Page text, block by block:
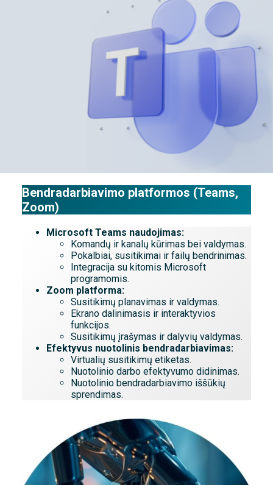
Bendradarbiavimo platformos (Teams,
Zoom)
Microsoft Teams naudojimas:
Komandų ir kanalų kūrimas bei valdymas.
Pokalbiai, susitikimai ir failų bendrinimas.
Integracija su kitomis Microsoft
programomis.
Zoom platforma:
Susitikimų planavimas ir valdymas.
Ekrano dalinimasis ir interaktyvios
funkcijos.
Susitikimų įrašymas ir dalyvių valdymas.
Efektyvus nuotolinis bendradarbiavimas:
Virtualių susitikimų etiketas.
Nuotolinio darbo efektyvumo didinimas.
Nuotolinio bendradarbiavimo iššūkių
sprendimas.